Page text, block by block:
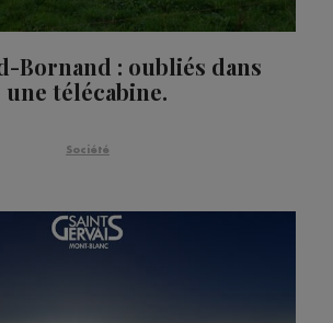
Bornand : oubliés dans
une télécabine.
Société